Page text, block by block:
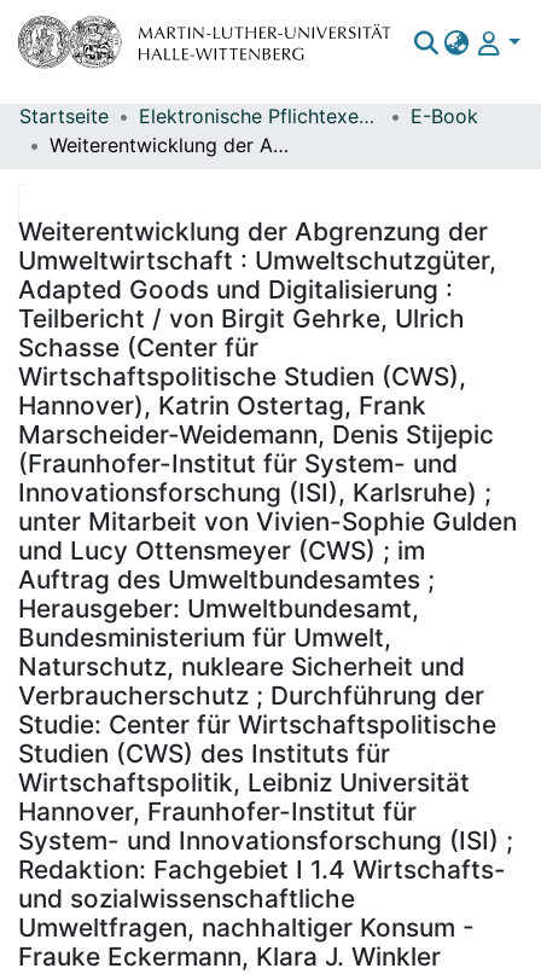
Bereiche & Sammlungen
Statistiken
Startseite Elektronische Pflichtexemplare
E-Book
Weiterentwicklung der Abgrenzung der Umweltwirtschaft : Umweltschutzgüter, Adapted Goods und Digitalisierung : Teilbericht / von Birgit Gehrke, Ulrich Schasse (Center für Wirtschaftspolitische Studien (CWS), Hannover), Katrin Ostertag, Frank Marscheider-Weidemann, Denis Stijepic (Fraunhofer-Institut für System- und Innovationsforschung (ISI), Karlsruhe) ; unter Mitarbeit von Vivien-Sophie Gulden und Lucy Ottensmeyer (CWS) ; im Auftrag des Umweltbundesamtes ; Herausgeber: Umweltbundesamt, Bundesministerium für Umwelt, Naturschutz, nukleare Sicherheit und Verbraucherschutz ; Durchführung der Studie: Center für Wirtschaftspolitische Studien (CWS) des Instituts für Wirtschaftspolitik, Leibniz Universität Hannover, Fraunhofer-Institut für System- und Innovationsforschung (ISI) ; Redaktion: Fachgebiet I 1.4 Wirtschafts- und sozialwissenschaftliche Umweltfragen, nachhaltiger Konsum - Frauke Eckermann, Klara J. Winkler
Weiterentwicklung der Abgrenzung der
Umweltwirtschaft : Umweltschutzgüter,
Adapted Goods und Digitalisierung :
Teilbericht / von Birgit Gehrke, Ulrich
Schasse (Center für
Wirtschaftspolitische Studien (CWS),
Hannover), Katrin Ostertag, Frank
Marscheider-Weidemann, Denis Stijepic
(Fraunhofer-Institut für System- und
Innovationsforschung (ISI), Karlsruhe) ;
unter Mitarbeit von Vivien-Sophie Gulden
und Lucy Ottensmeyer (CWS) ; im
Auftrag des Umweltbundesamtes ;
Herausgeber: Umweltbundesamt,
Bundesministerium für Umwelt,
Naturschutz, nukleare Sicherheit und
Verbraucherschutz ; Durchführung der
Studie: Center für Wirtschaftspolitische
Studien (CWS) des Instituts für
Wirtschaftspolitik, Leibniz Universität
Hannover, Fraunhofer-Institut für
System- und Innovationsforschung (ISI) ;
Redaktion: Fachgebiet I 1.4 Wirtschafts-
und sozialwissenschaftliche
Umweltfragen, nachhaltiger Konsum -
Frauke Eckermann, Klara J. Winkler